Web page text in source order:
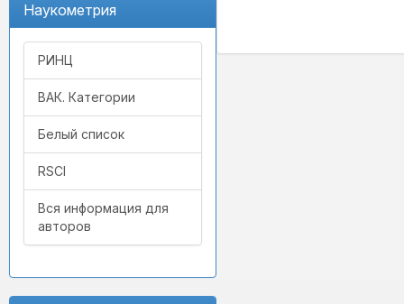
Наукометрия
РИНЦ
ВАК. Категории
Белый список
RSCI
Вся информация для
авторов